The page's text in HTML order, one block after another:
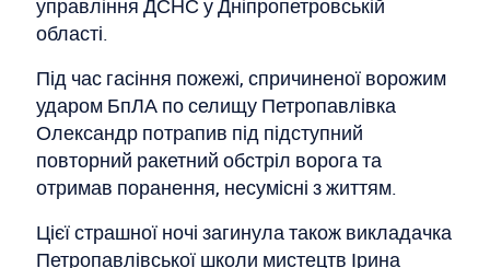
управління ДСНС у Дніпропетровській
області.
Під час гасіння пожежі, спричиненої ворожим
ударом БпЛА по селищу Петропавлівка
Олександр потрапив під підступний
повторний ракетний обстріл ворога та
отримав поранення, несумісні з життям.
Цієї страшної ночі загинула також викладачка
Петропавлівської школи мистецтв Ірина